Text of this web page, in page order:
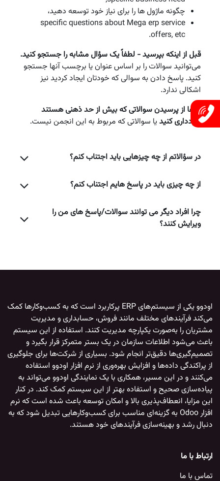
چگونه ماژول ها را برای نیاز خود توسعه دهید،
specific questions about Mega erp service
offers, etc.
قبل از اینکه بپرسید - لطفاً یک سؤال مشابه را جستجو کنید.
می‌توانید سوالات را بر اساس عنوان یا برچسب آنها جستجو
کنید. پاسخ دادن به سوالی که خودتان ایجاد کردید نیز
اشکالی ندارد.
لطفا از پرسیدن سوالاتی که بیش از حد ذهنی هستند
خودداری کنیدیا سوالاتی که مربوط به این انجمن نیست.
در سؤالاتم از چه چیزهایی باید اجتناب کنم؟
از چه چیزی باید در پاسخ هایم اجتناب کنم؟
چرا افراد دیگر می توانند سوالات/پاسخ های من را
ویرایش کنند؟
اودوو
یکی از سیستم‌های ERP پرکاربرد است که به کسب‌وکارها کمک
می‌کند فرآیندهای مختلف مانند فروش، حسابداری و مدیریت
مشتریان را به‌صورت یکپارچه مدیریت کنند. استفاده از این سیستم
باعث می‌شود اطلاعات سازمان در یک بستر متمرکز قرار بگیرد و
تصمیم‌گیری‌ها دقیق‌تر انجام شود. بسیاری از شرکت‌ها برای جلوگیری
از پراکندگی داده‌ها و افزایش بهره‌وری از نرم افزار اودوو استفاده
می‌کنند و در این مسیر، همکاری با یک نمایندگی اودوو می‌تواند به
پیاده‌سازی صحیح و استفاده بهتر از این سیستم کمک کند. در کنار
این مزایا، انعطاف‌پذیری بالا و امکان توسعه باعث شده است که نرم
افزار Odoo
به گزینه‌ای مناسب برای کسب‌وکارهایی تبدیل شود که به
دنبال رشد و بهینه‌سازی فرآیندهای خود هستند.
ارتباط با ما
تماس با ما